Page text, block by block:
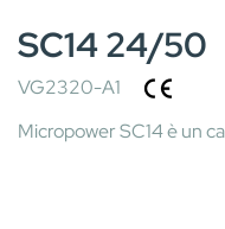
SC14 24/50
VG2320-A1
Micropower SC14 è un